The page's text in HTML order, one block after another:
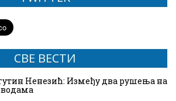
СВЕ ВЕСТИ
Ненезић: Између два рушења на